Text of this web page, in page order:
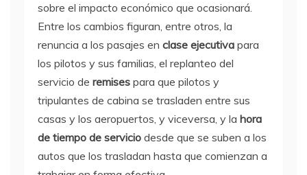
sobre el impacto económico que ocasionará.
Entre los cambios figuran, entre otros, la
renuncia a los pasajes en clase ejecutiva para
los pilotos y sus familias, el replanteo del
servicio de remises para que pilotos y
tripulantes de cabina se trasladen entre sus
casas y los aeropuertos, y viceversa, y la hora
de tiempo de servicio desde que se suben a los
autos que los trasladan hasta que comienzan a